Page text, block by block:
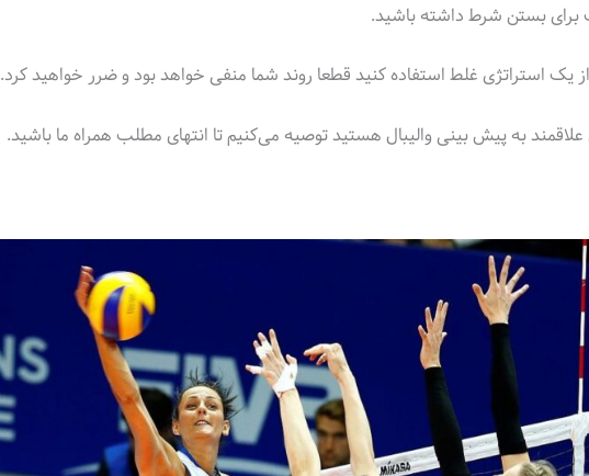
برای بستن شرط داشته باشید.
یک استراتژی غلط استفاده کنید قطعا روند شما منفی خواهد بود و ضرر خواهید کرد‌.
علاقمند به پیش بینی والیبال هستید توصیه می‌کنیم تا انتهای مطلب همراه ما باشید.